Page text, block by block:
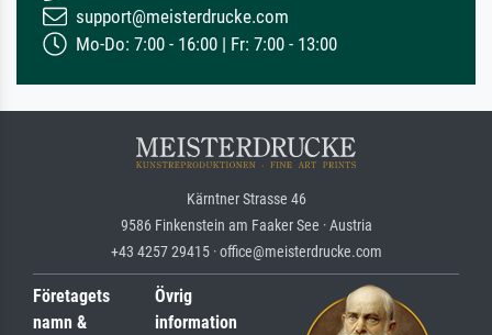
support@meisterdrucke.com
Mo-Do: 7:00 - 16:00 | Fr: 7:00 - 13:00
Kärntner Strasse 46
9586 Finkenstein am Faaker See · Austria
+43 4257 29415 · office@meisterdrucke.com
Företagets
namn &
Övrig
information